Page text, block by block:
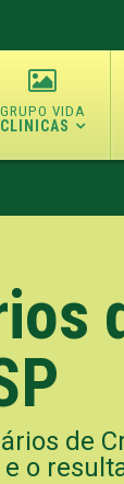
CLINICAS
de
o